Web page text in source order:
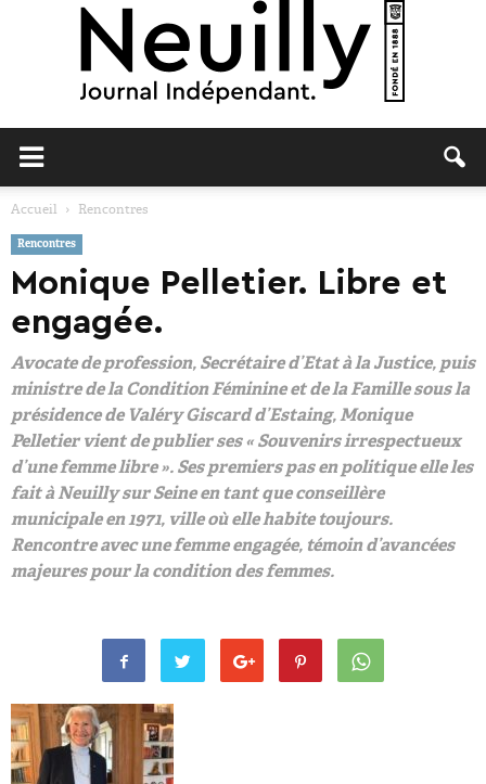
Accueil Rencontres
Rencontres
Monique Pelletier. Libre et
engagée.
Avocate de profession, Secrétaire d’Etat à la Justice, puis
ministre de la Condition Féminine et de la Famille sous la
présidence de Valéry Giscard d’Estaing, Monique
Pelletier vient de publier ses « Souvenirs irrespectueux
d’une femme libre ». Ses premiers pas en politique elle les
fait à Neuilly sur Seine en tant que conseillère
municipale en 1971, ville où elle habite toujours.
Rencontre avec une femme engagée, témoin d’avancées
majeures pour la condition des femmes.